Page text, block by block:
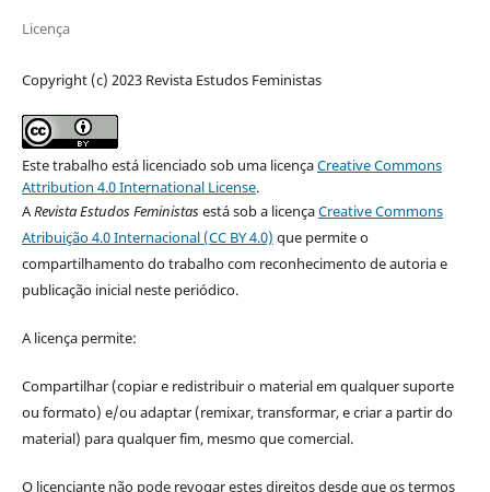
Licença
Copyright (c) 2023 Revista Estudos Feministas
Este trabalho está licenciado sob uma licençaCreative Commons
Attribution 4.0 International License.
ARevista Estudos Feministasestá sob a licençaCreative Commons
Atribuição 4.0 Internacional (CC BY 4.0) que permite o
compartilhamento do trabalho com reconhecimento de autoria e
publicação inicial neste periódico.
A licença permite:
Compartilhar (copiar e redistribuir o material em qualquer suporte
ou formato) e/ou adaptar (remixar, transformar, e criar a partir do
material) para qualquer fim, mesmo que comercial.
O licenciante não pode revogar estes direitos desde que os termos